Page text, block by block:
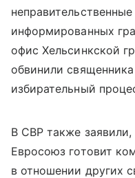
информированных
офис Хельсинкской
обвинили
избирательный
В СВР также
Евросоюз готовит
в отношении других